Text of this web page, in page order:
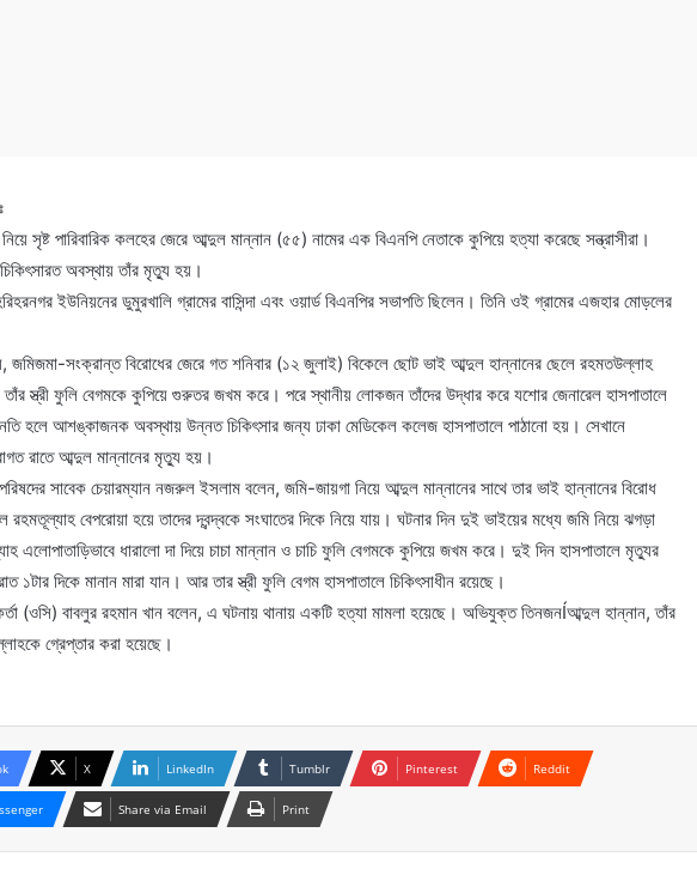
সৃষ্ট পারিবারিক কলহের জেরে আব্দুল মান্নান (৫৫) নামের এক বিএনপি নেতাকে কুপিয়ে হত্যা করেছে সন্ত্রাসীরা।
চিকিৎসারত অবস্থায় তাঁর মৃত্যু হয়।
ইউনিয়নের ডুমুরখালি গ্রামের বাসিন্দা এবং ওয়ার্ড বিএনপির সভাপতি ছিলেন। তিনি ওই গ্রামের এজহার মোড়লের
জমিজমা-সংক্রান্ত বিরোধের জেরে গত শনিবার (১২ জুলাই) বিকেলে ছোট ভাই আব্দুল হান্নানের ছেলে রহমতউল্লাহ
তাঁর স্ত্রী ফুলি বেগমকে কুপিয়ে গুরুতর জখম করে। পরে স্থানীয় লোকজন তাঁদের উদ্ধার করে যশোর জেনারেল হাসপাতালে
হলে আশঙ্কাজনক অবস্থায় উন্নত চিকিৎসার জন্য ঢাকা মেডিকেল কলেজ হাসপাতালে পাঠানো হয়। সেখানে
রাতে আব্দুল মান্নানের মৃত্যু হয়।
সাবেক চেয়ারম্যান নজরুল ইসলাম বলেন, জমি-জায়গা নিয়ে আব্দুল মান্নানের সাথে তার ভাই হান্নানের বিরোধ
বেপরোয়া হয়ে তাদের দ্বন্দ্বকে সংঘাতের দিকে নিয়ে যায়। ঘটনার দিন দুই ভাইয়ের মধ্যে জমি নিয়ে ঝগড়া
এলোপাতাড়িভাবে ধারালো দা দিয়ে চাচা মান্নান ও চাচি ফুলি বেগমকে কুপিয়ে জখম করে। দুই দিন হাসপাতালে মৃত্যুর
১টার দিকে মানান মারা যান। আর তার স্ত্রী ফুলি বেগম হাসপাতালে চিকিৎসাধীন রয়েছে।
(ওসি) বাবলুর রহমান খান বলেন, এ ঘটনায় থানায় একটি হত্যা মামলা হয়েছে। অভিযুক্ত তিনজনÍআব্দুল হান্নান, তাঁর
গ্রেপ্তার করা হয়েছে।
X LinkedIn Tumblr Pinterest Reddit
Share via Email Print